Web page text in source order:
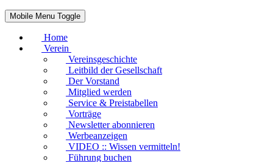
Mobile Menu Toggle
Home
Verein
Vereinsgeschichte
Leitbild der Gesellschaft
Der Vorstand
Mitglied werden
Service & Preistabellen
Vorträge
Newsletter abonnieren
Werbeanzeigen
VIDEO :: Wissen vermitteln!
Führung buchen